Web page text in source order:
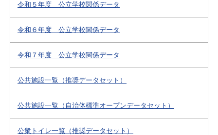
令和５年度 公立学校関係データ
令和６年度 公立学校関係データ
令和７年度 公立学校関係データ
公共施設一覧（推奨データセット）
公共施設一覧（自治体標準オープンデータセット）
公衆トイレ一覧（推奨データセット）